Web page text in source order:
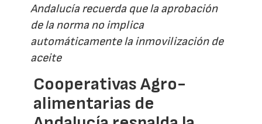
Andalucía recuerda que la aprobación
de la norma no implica
automáticamente la inmovilización de
aceite
Cooperativas Agro-
alimentarias de